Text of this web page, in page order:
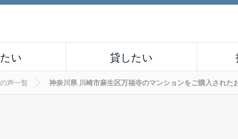
い 貸したい
声一覧 神奈川県 川崎市麻生区万福寺のマンションをご購入され